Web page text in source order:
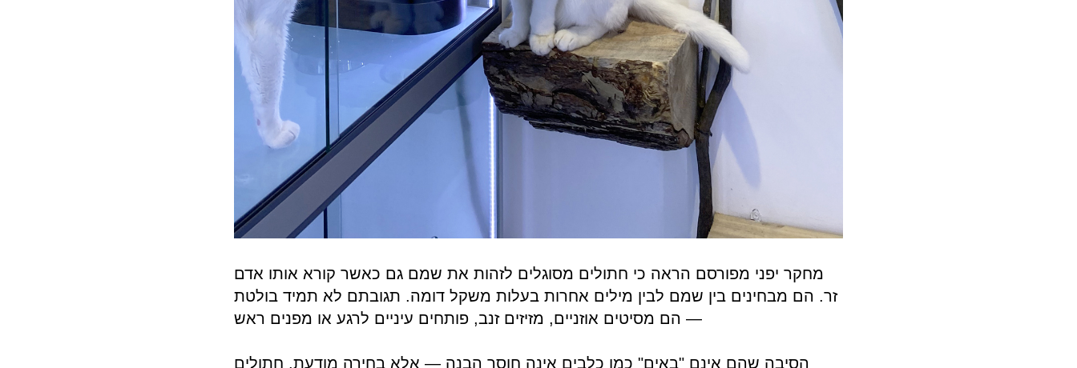
מחקר יפני מפורסם הראה כי חתולים מסוגלים לזהות את שמם גם כאשר קורא אותו אדם
זר. הם מבחינים בין שמם לבין מילים אחרות בעלות משקל דומה. תגובתם לא תמיד בולטת
— הם מסיטים אוזניים, מזיזים זנב, פותחים עיניים לרגע או מפנים ראש
הסיבה שהם אינם "באים" כמו כלבים אינה חוסר הבנה — אלא בחירה מודעת. חתולים